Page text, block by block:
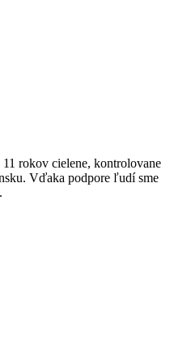
rokov cielene, kontrolovane
Vďaka podpore ľudí sme